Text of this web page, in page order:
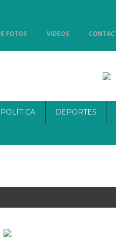
FOTOS VIDEOS
POLÍTICA DEPORTES